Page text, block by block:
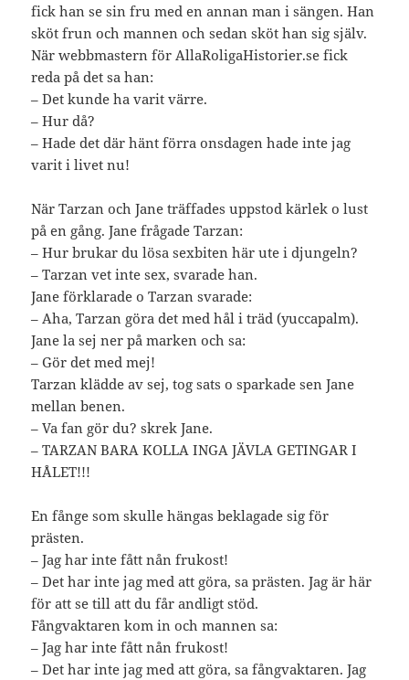
fick han se sin fru med en annan man i sängen. Han
sköt frun och mannen och sedan sköt han sig själv.
När webbmastern för AllaRoligaHistorier.se fick
reda på det sa han:
– Det kunde ha varit värre.
– Hur då?
– Hade det där hänt förra onsdagen hade inte jag
varit i livet nu!
När Tarzan och Jane träffades uppstod kärlek o lust
på en gång. Jane frågade Tarzan:
– Hur brukar du lösa sexbiten här ute i djungeln?
– Tarzan vet inte sex, svarade han.
Jane förklarade o Tarzan svarade:
– Aha, Tarzan göra det med hål i träd (yuccapalm).
Jane la sej ner på marken och sa:
– Gör det med mej!
Tarzan klädde av sej, tog sats o sparkade sen Jane
mellan benen.
– Va fan gör du? skrek Jane.
– TARZAN BARA KOLLA INGA JÄVLA GETINGAR I
HÅLET!!!
En fånge som skulle hängas beklagade sig för
prästen.
– Jag har inte fått nån frukost!
– Det har inte jag med att göra, sa prästen. Jag är här
för att se till att du får andligt stöd.
Fångvaktaren kom in och mannen sa:
– Jag har inte fått nån frukost!
– Det har inte jag med att göra, sa fångvaktaren. Jag